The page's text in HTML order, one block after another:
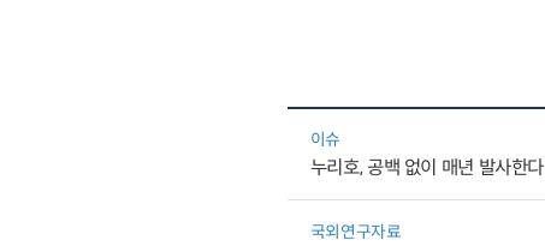
이슈
누리호, 공백 없이 매년 발사한다
국외연구자료